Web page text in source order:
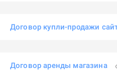
Договор купли-продажи
Договор аренды магазина